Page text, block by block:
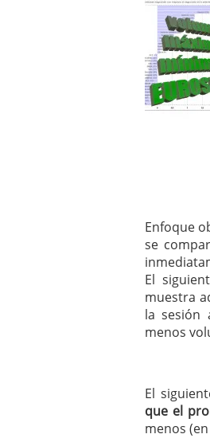
Enfoque
se
El
muestra
la sesión
menos
El
que el
menos